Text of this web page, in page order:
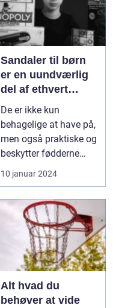
Sandaler til børn
er en uundværlig
del af ethvert
barns
sommergarderobe
De er ikke kun
behagelige at have på,
men også praktiske og
beskytter fødderne
mod de hårde
overflad...
10 januar 2024
Alt hvad du
behøver at vide